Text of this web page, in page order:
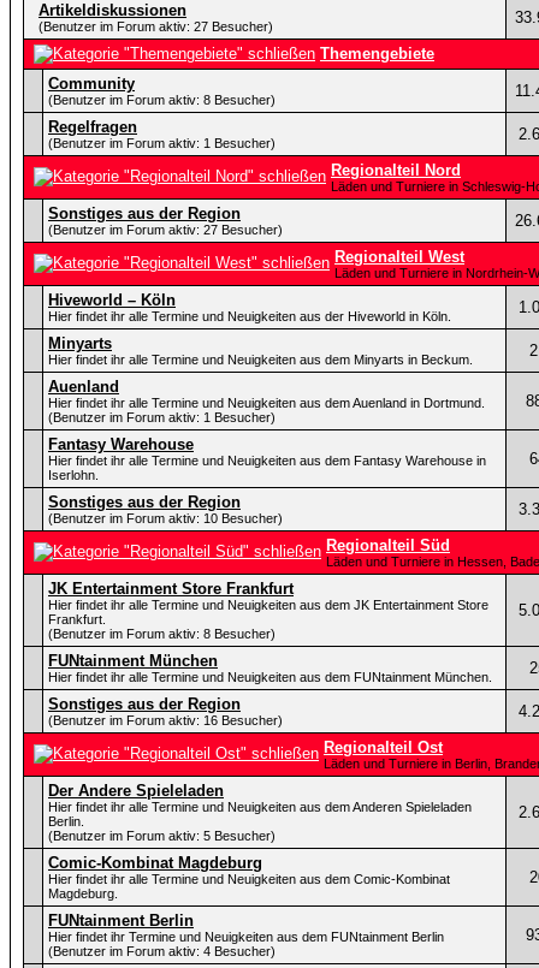
Artikeldiskussionen
(Benutzer im Forum aktiv: 27 Besucher)
Themengebiete
Community
(Benutzer im Forum aktiv: 8 Besucher)
Regelfragen
(Benutzer im Forum aktiv: 1 Besucher)
Regionalteil Nord
Läden und Turniere in Schleswig-
Sonstiges aus der Region
(Benutzer im Forum aktiv: 27 Besucher)
Regionalteil West
Läden und Turniere in Nordrhein-
Hiveworld – Köln
Hier findet ihr alle Termine und Neuigkeiten aus der Hiveworld in Köln.
Minyarts
Hier findet ihr alle Termine und Neuigkeiten aus dem Minyarts in Beckum.
Auenland
Hier findet ihr alle Termine und Neuigkeiten aus dem Auenland in Dortmund.
(Benutzer im Forum aktiv: 1 Besucher)
Fantasy Warehouse
Hier findet ihr alle Termine und Neuigkeiten aus dem Fantasy Warehouse in
Iserlohn.
Sonstiges aus der Region
(Benutzer im Forum aktiv: 10 Besucher)
Regionalteil Süd
Läden und Turniere in Hessen,
JK Entertainment Store Frankfurt
Hier findet ihr alle Termine und Neuigkeiten aus dem JK Entertainment Store
Frankfurt.
(Benutzer im Forum aktiv: 8 Besucher)
FUNtainment München
Hier findet ihr alle Termine und Neuigkeiten aus dem FUNtainment München.
Sonstiges aus der Region
(Benutzer im Forum aktiv: 16 Besucher)
Regionalteil Ost
Läden und Turniere in Berlin,
Der Andere Spieleladen
Hier findet ihr alle Termine und Neuigkeiten aus dem Anderen Spieleladen
Berlin.
(Benutzer im Forum aktiv: 5 Besucher)
Comic-Kombinat Magdeburg
Hier findet ihr alle Termine und Neuigkeiten aus dem Comic-Kombinat
Magdeburg.
FUNtainment Berlin
Hier findet ihr Termine und Neuigkeiten aus dem FUNtainment Berlin
(Benutzer im Forum aktiv: 4 Besucher)